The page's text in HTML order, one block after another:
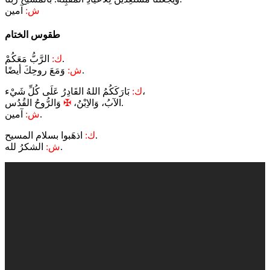
ش: آمين
طقوس الختام
ك:الرَّبُّ مَعَكُمْ.
ش:وَمَعَ روحِكَ أيضًا.
ك:بَارَكَكُمُ اللهُ القَادِرُ عَلَى كُلِّ شَيْء،
الآبُ، وَالاِبْنُ، ✠
وَالرُّوحُ القُدُس.
ش:آمين.
ك:اذهَبوا بسلام المسيح.
ش:الشكرُ لله.